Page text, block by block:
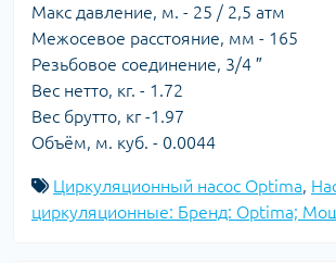
Макс давление, м. - 25 / 2,5 атм
Межосевое расстояние, мм - 165
Резьбовое соединение, 3/4 ″
Вес нетто, кг. - 1.72
Вес брутто, кг -1.97
Объём, м. куб. - 0.0044
Циркуляционный насос Optima
циркуляционные: Бренд: Optima;